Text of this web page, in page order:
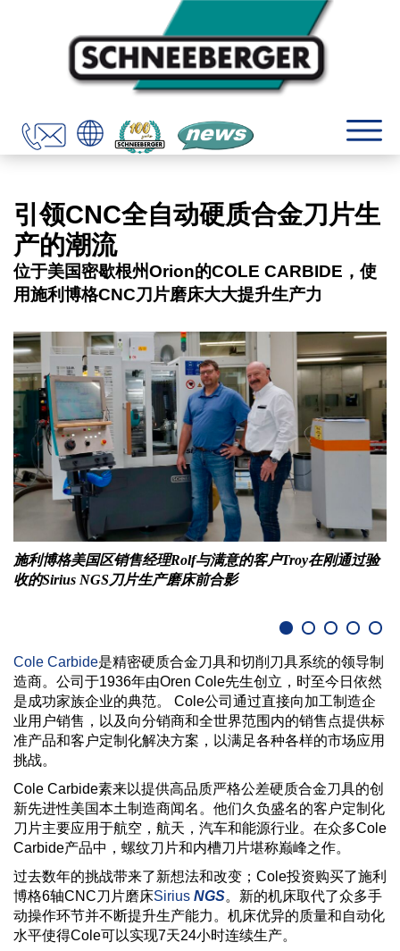
引领CNC全自动硬质合金刀片生
产的潮流
位于美国密歇根州Orion的COLE CARBIDE，使
用施利博格CNC刀片磨床大大提升生产力
施利博格美国区销售经理Rolf与满意的客户Troy在刚通过验
收的Sirius NGS刀片生产磨床前合影
Cole Carbide是精密硬质合金刀具和切削刀具系统的领导制
造商。公司于1936年由Oren Cole先生创立，时至今日依然
是成功家族企业的典范。 Cole公司通过直接向加工制造企
业用户销售，以及向分销商和全世界范围内的销售点提供标
准产品和客户定制化解决方案，以满足各种各样的市场应用
挑战。
Cole Carbide素来以提供高品质严格公差硬质合金刀具的创
新先进性美国本土制造商闻名。他们久负盛名的客户定制化
刀片主要应用于航空，航天，汽车和能源行业。在众多Cole
Carbide产品中，螺纹刀片和内槽刀片堪称巅峰之作。
过去数年的挑战带来了新想法和改变；Cole投资购买了施利
博格6轴CNC刀片磨床Sirius NGS。新的机床取代了众多手
动操作环节并不断提升生产能力。机床优异的质量和自动化
水平使得Cole可以实现7天24小时连续生产。